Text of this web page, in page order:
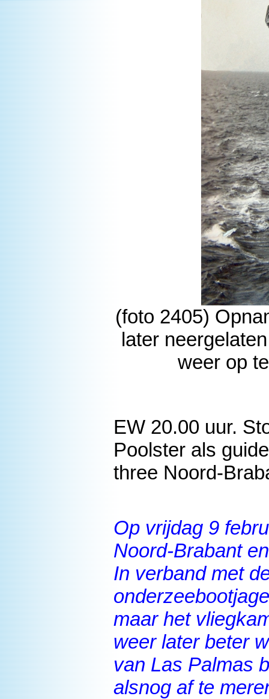
(foto 2405)
later
weer op
EW 20.00 uur.
Poolster als
three Noord-
Op vrijdag 9
Noord-Brabant
In verband met
maar het
weer later beter
van Las Palmas
alsnog af te